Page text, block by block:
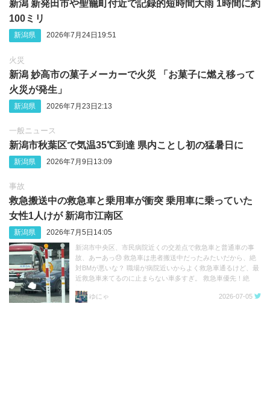
新潟 新発田市や聖籠町付近で記録的短時間大雨 1時間に約
100ミリ
新潟県 2026年7月24日19:51
火災
新潟 妙高市の菓子メーカーで火災 「お菓子に燃え移って
火災が発生」
新潟県 2026年7月23日2:13
一般ニュース
新潟市秋葉区で気温35℃到達 県内ことし初の猛暑日に
新潟県 2026年7月9日13:09
事故
救急搬送中の救急車と乗用車が衝突 乗用車に乗っていた
女性1人けが 新潟市江南区
新潟県 2026年7月5日14:05
新潟市中央区、市民病院近くの交差点で救急車と普通車の事
故、あーあっ😓 救急車は患者搬送中だったみたいだから、絶
対BMが悪いな？ 職場が病院近いからよく救急車通るけど、最
近救急車来てるのに止まらない車多すぎ。 救急車優先！絶
ゆにゃ
2026-07-05